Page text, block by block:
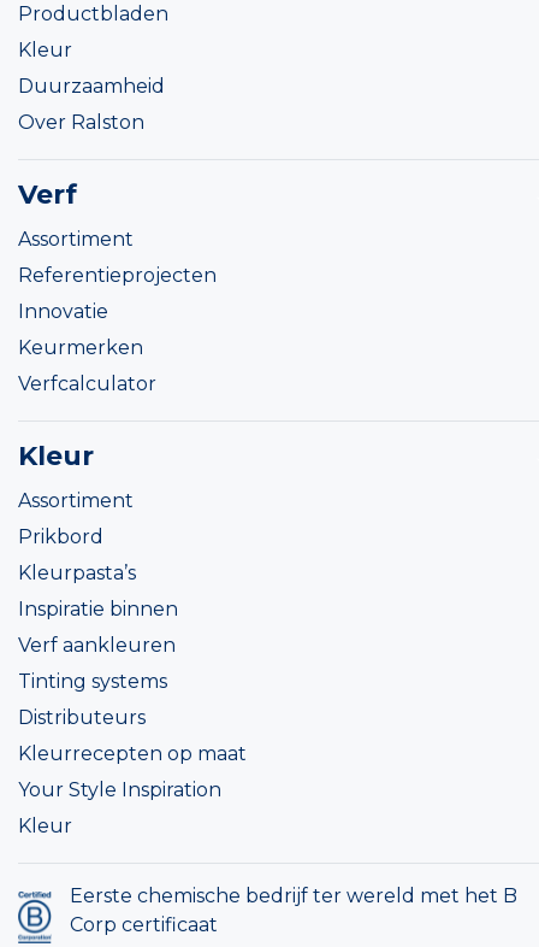
Productbladen
Kleur
Duurzaamheid
Over Ralston
Verf
Assortiment
Referentieprojecten
Innovatie
Keurmerken
Verfcalculator
Kleur
Assortiment
Prikbord
Kleurpasta’s
Inspiratie binnen
Verf aankleuren
Tinting systems
Distributeurs
Kleurrecepten op maat
Your Style Inspiration
Kleur
Eerste chemische bedrijf ter wereld met het B
Corp certificaat